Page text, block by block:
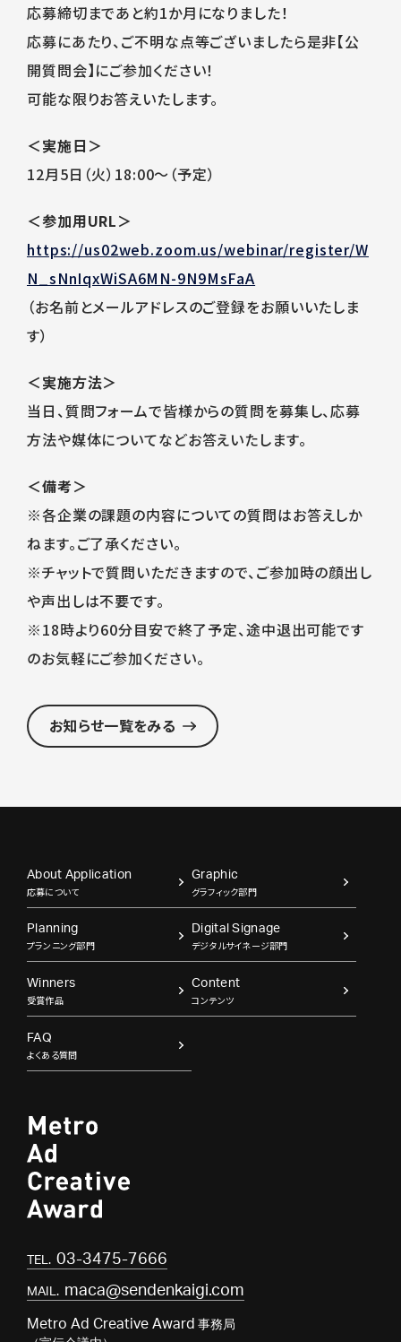
応募締切まであと約1か月になりました！
応募にあたり、ご不明な点等ございましたら是非【公
開質問会】にご参加ください！
可能な限りお答えいたします。
＜実施日＞
12月5日（火）18:00～（予定）
＜参加用URL＞
https://us02web.zoom.us/webinar/register/W
N_sNnIqxWiSA6MN-9N9MsFaA
（お名前とメールアドレスのご登録をお願いいたしま
す）
＜実施方法＞
当日、質問フォームで皆様からの質問を募集し、応募
方法や媒体についてなどお答えいたします。
＜備考＞
※各企業の課題の内容についての質問はお答えしか
ねます。ご了承ください。
※チャットで質問いただきますので、ご参加時の顔出し
や声出しは不要です。
※18時より60分目安で終了予定、途中退出可能です
のお気軽にご参加ください。
お知らせ一覧をみる
TEL. 03-3475-7666
MAIL. maca@sendenkaigi.com
Metro Ad Creative Award 事務局
About Application
応募について
Graphic
グラフィック部門
Planning
プランニング部門
Digital Signage
デジタルサイネージ部門
Winners
受賞作品
Content
コンテンツ
FAQ
よくある質問